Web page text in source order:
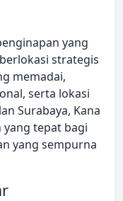
yang
strategis
memadai,
serta lokasi
Surabaya, Kana
yang tepat bagi
yang sempurna